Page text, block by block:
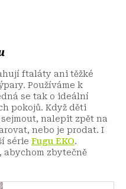
ftaláty ani těžké
Používáme k
se tak o ideální
pokojů. Když děti
nalepit zpět na
nebo je prodat. I
série Fugu EKO.
abychom zbytečně